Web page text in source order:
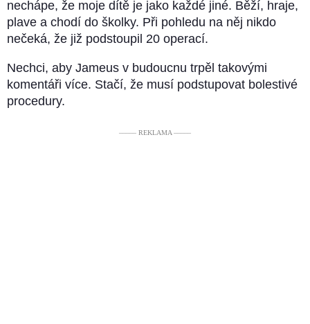
nechápe, že moje dítě je jako každé jiné. Běží, hraje,
plave a chodí do školky. Při pohledu na něj nikdo
nečeká, že již podstoupil 20 operací.
Nechci, aby Jameus v budoucnu trpěl takovými
komentáři více. Stačí, že musí podstupovat bolestivé
procedury.
––––– REKLAMA –––––